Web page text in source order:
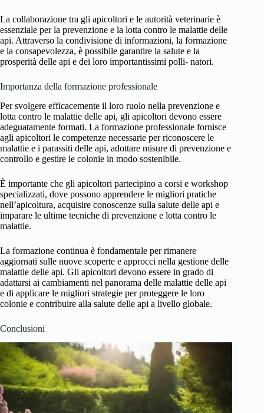
La collaborazione tra gli apicoltori e le autorità veterinarie è
essenziale per la prevenzione e la lotta contro le malattie delle
api. Attraverso la condivisione di informazioni, la formazione
e la consapevolezza, è possibile garantire la salute e la
prosperità delle api e dei loro importantissimi polli- natori.
Importanza della formazione professionale
Per svolgere efficacemente il loro ruolo nella prevenzione e
lotta contro le malattie delle api, gli apicoltori devono essere
adeguatamente formati. La formazione professionale fornisce
agli apicoltori le competenze necessarie per riconoscere le
malattie e i parassiti delle api, adottare misure di prevenzione e
controllo e gestire le colonie in modo sostenibile.
È importante che gli apicoltori partecipino a corsi e workshop
specializzati, dove possono apprendere le migliori pratiche
nell’apicoltura, acquisire conoscenze sulla salute delle api e
imparare le ultime tecniche di prevenzione e lotta contro le
malattie.
La formazione continua è fondamentale per rimanere
aggiornati sulle nuove scoperte e approcci nella gestione delle
malattie delle api. Gli apicoltori devono essere in grado di
adattarsi ai cambiamenti nel panorama delle malattie delle api
e di applicare le migliori strategie per proteggere le loro
colonie e contribuire alla salute delle api a livello globale.
Conclusioni